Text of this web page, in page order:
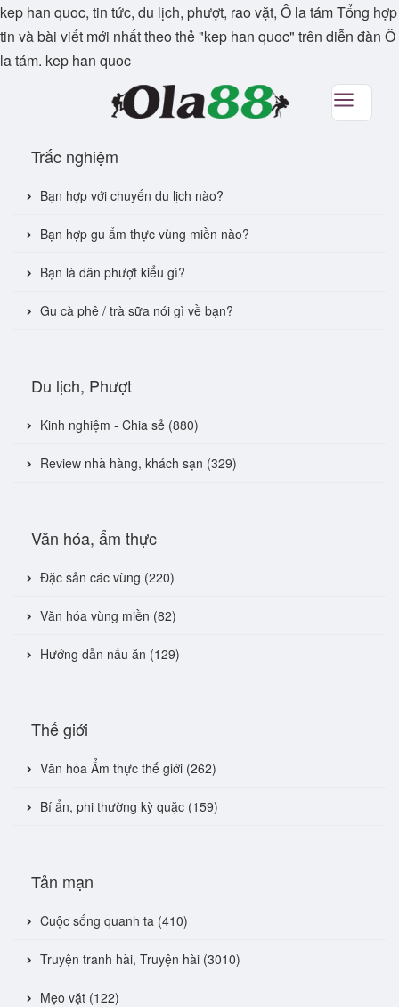
kep han quoc, tin tức, du lịch, phượt, rao vặt, Ô la tám Tổng hợp
tin và bài viết mới nhất theo thẻ "kep han quoc" trên diễn đàn Ô
la tám. kep han quoc
Trắc nghiệm
Bạn hợp với chuyến du lịch nào?
Bạn hợp gu ẩm thực vùng miền nào?
Bạn là dân phượt kiểu gì?
Gu cà phê / trà sữa nói gì về bạn?
Du lịch, Phượt
Kinh nghiệm - Chia sẻ (880)
Review nhà hàng, khách sạn (329)
Văn hóa, ẩm thực
Đặc sản các vùng (220)
Văn hóa vùng miền (82)
Hướng dẫn nấu ăn (129)
Thế giới
Văn hóa Ẩm thực thế giới (262)
Bí ẩn, phi thường kỳ quặc (159)
Tản mạn
Cuộc sống quanh ta (410)
Truyện tranh hài, Truyện hài (3010)
Mẹo vặt (122)